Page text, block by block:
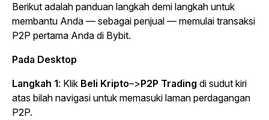
Berikut adalah panduan langkah demi langkah untuk
membantu Anda — sebagai penjual — memulai transaksi
P2P pertama Anda di Bybit.
Pada Desktop
Langkah 1: Klik Beli Kripto–>P2P Trading di sudut kiri
atas bilah navigasi untuk memasuki laman perdagangan
P2P.